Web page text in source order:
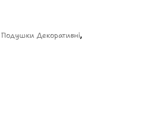
Подушки Декоративні,